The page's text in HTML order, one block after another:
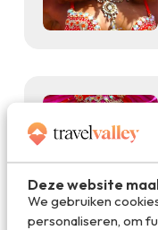
Deze website
We gebruiken
personaliseren, om